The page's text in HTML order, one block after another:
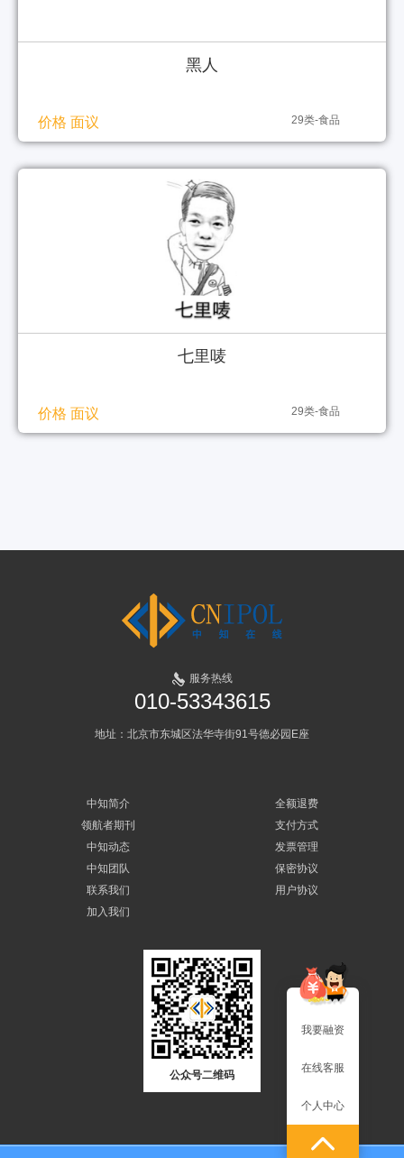
黑人
价格 面议 29类-食品
七里唛
价格 面议 29类-食品
服务热线
010-53343615
地址：北京市东城区法华寺街91号德必园E座
中知简介
领航者期刊
中知动态
中知团队
联系我们
加入我们
全额退费
支付方式
发票管理
保密协议
用户协议
公众号二维码
国家知识产权局
我要融资
在线客服
个人中心